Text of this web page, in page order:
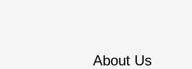
About Us